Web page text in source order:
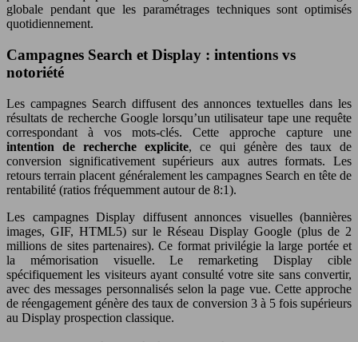
globale pendant que les paramétrages techniques sont optimisés
quotidiennement.
Campagnes Search et Display : intentions vs
notoriété
Les campagnes Search diffusent des annonces textuelles dans les
résultats de recherche Google lorsqu’un utilisateur tape une requête
correspondant à vos mots-clés. Cette approche capture une
intention de recherche explicite, ce qui génère des taux de
conversion significativement supérieurs aux autres formats. Les
retours terrain placent généralement les campagnes Search en tête de
rentabilité (ratios fréquemment autour de 8:1).
Les campagnes Display diffusent annonces visuelles (bannières
images, GIF, HTML5) sur le Réseau Display Google (plus de 2
millions de sites partenaires). Ce format privilégie la large portée et
la mémorisation visuelle. Le remarketing Display cible
spécifiquement les visiteurs ayant consulté votre site sans convertir,
avec des messages personnalisés selon la page vue. Cette approche
de réengagement génère des taux de conversion 3 à 5 fois supérieurs
au Display prospection classique.